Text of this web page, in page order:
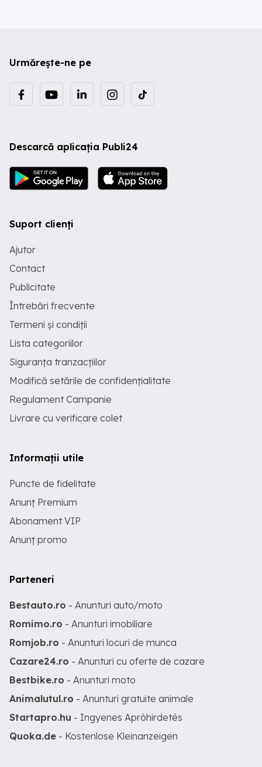
Urmărește-ne pe
Descarcă aplicația Publi24
Suport clienți
Ajutor
Contact
Publicitate
Întrebări frecvente
Termeni și condiții
Lista categoriilor
Siguranța tranzacțiilor
Modifică setările de confidențialitate
Regulament Campanie
Livrare cu verificare colet
Informații utile
Puncte de fidelitate
Anunț Premium
Abonament VIP
Anunț promo
Parteneri
Bestauto.ro - Anunturi auto/moto
Romimo.ro - Anunturi imobiliare
Romjob.ro - Anunturi locuri de munca
Cazare24.ro - Anunturi cu oferte de cazare
Bestbike.ro - Anunturi moto
Animalutul.ro - Anunturi gratuite animale
Startapro.hu - Ingyenes Apróhirdetés
Quoka.de - Kostenlose Kleinanzeigen